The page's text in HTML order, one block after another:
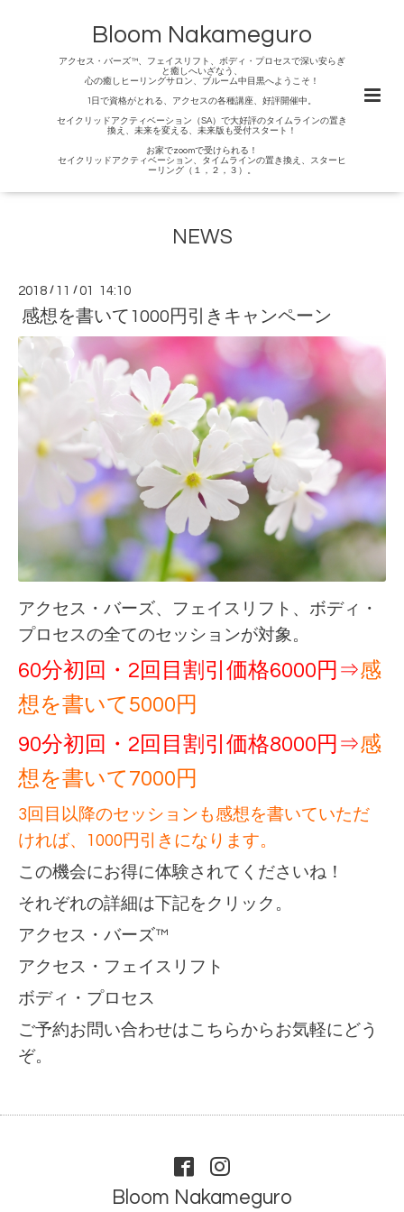
Bloom Nakameguro
アクセス・バーズ™、フェイスリフト、ボディ・プロセスで深い安らぎ
と癒しへいざなう、
心の癒しヒーリングサロン、ブルーム中目黒へようこそ！
1日で資格がとれる、アクセスの各種講座、好評開催中。
セイクリッドアクティベーション（SA）で大好評のタイムラインの置き
換え、未来を変える、未来版も受付スタート！
お家でzoomで受けられる！
セイクリッドアクティベーション、タイムラインの置き換え、スターヒ
ーリング（１，２，３）。
NEWS
2018 / 11 /01 14:10
感想を書いて1000円引きキャンペーン
アクセス・バーズ、フェイスリフト、ボディ・
プロセスの全てのセッションが対象。
60分初回・2回目割引価格6000円⇒感
想を書いて5000円
90分初回・2回目割引価格8000円⇒感
想を書いて7000円
3回目以降のセッションも感想を書いていただ
ければ、1000円引きになります。
この機会にお得に体験されてくださいね！
それぞれの詳細は下記をクリック。
アクセス・バーズ™
アクセス・フェイスリフト
ボディ・プロセス
ご予約お問い合わせはこちらから お気軽にどう
ぞ。
Bloom Nakameguro